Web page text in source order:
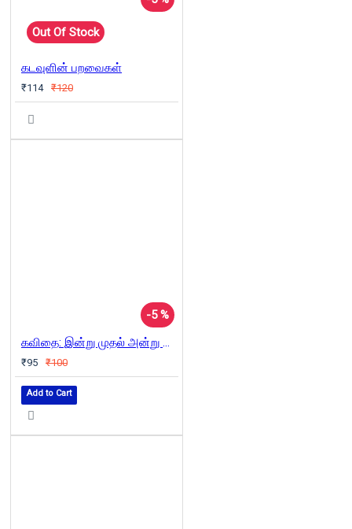
Out Of Stock
கடவுளின் பறவைகள்
₹114 ₹120
-5 %
கவிதை: இன்று முதல் அன்று வரை
₹95 ₹100
Add to Cart